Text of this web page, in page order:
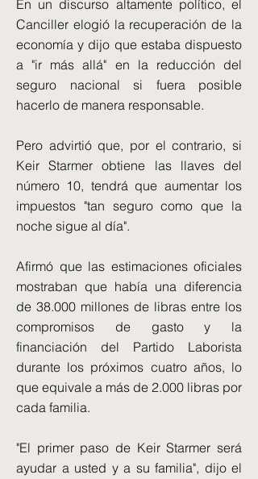
En un discurso altamente político, el
Canciller elogió la recuperación de la
economía y dijo que estaba dispuesto
a "ir más allá" en la reducción del
seguro nacional si fuera posible
hacerlo de manera responsable.
Pero advirtió que, por el contrario, si
Keir Starmer obtiene las llaves del
número 10, tendrá que aumentar los
impuestos "tan seguro como que la
noche sigue al día".
Afirmó que las estimaciones oficiales
mostraban que había una diferencia
de 38.000 millones de libras entre los
compromisos de gasto y la
financiación del Partido Laborista
durante los próximos cuatro años, lo
que equivale a más de 2.000 libras por
cada familia.
"El primer paso de Keir Starmer será
ayudar a usted y a su familia", dijo el